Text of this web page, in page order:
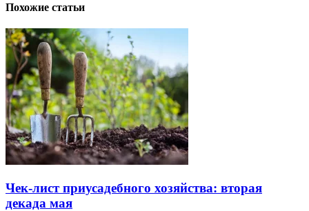
Похожие статьи
Чек-лист приусадебного хозяйства: вторая
декада мая